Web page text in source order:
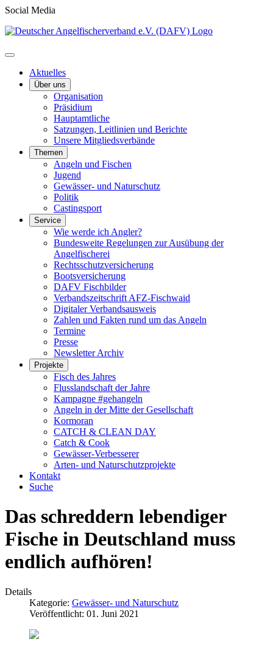
Social Media
Aktuelles
Über uns
Organisation
Präsidium
Hauptamtliche
Satzungen, Leitlinien und Berichte
Unsere Mitgliedsverbände
Themen
Angeln und Fischen
Jugend
Gewässer- und Naturschutz
Politik
Castingsport
Service
Wie werde ich Angler?
Bundesweite Regelungen zur Ausübung der
Angelfischerei
Rechtsschutzversicherung
Bootsversicherung
DAFV Fischbilder
Verbandszeitschrift AFZ-Fischwaid
Digitaler Verbandsausweis
Zahlen und Fakten rund um das Angeln
Termine
Presse
Newsletter Archiv
Projekte
Fisch des Jahres
Flusslandschaft der Jahre
Kampagne #gehangeln
Angeln in der Mitte der Gesellschaft
Kormoran
CATCH & CLEAN DAY
Catch & Cook
Gewässer-Verbesserer
Arten- und Naturschutzprojekte
Kontakt
Suche
Das schreddern lebendiger
Fische in Deutschland muss
endlich aufhören!
Details
Kategorie: Gewässer- und Naturschutz
Veröffentlicht: 01. Juni 2021